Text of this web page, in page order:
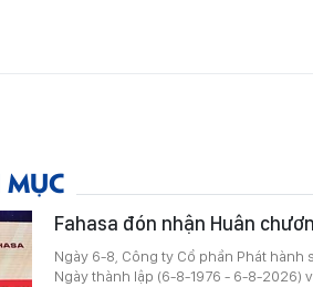
Fahasa đón nhận Huân
Ngày 6-8, Công ty Cổ phần Phát hành
Ngày thành lập (6-8-1976 - 6-8-2026)